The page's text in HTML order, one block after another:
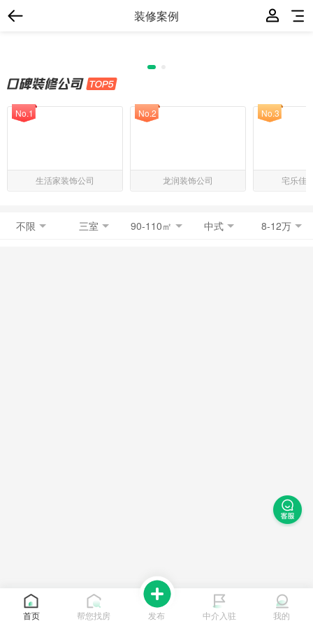
装修案例
生活家装饰公司
No.1
龙润装饰公司
No.2
宅乐佳
No.3
不限 三室 90-110㎡ 中式 8-12万
首页 帮您找房 发布 中介入驻 我的